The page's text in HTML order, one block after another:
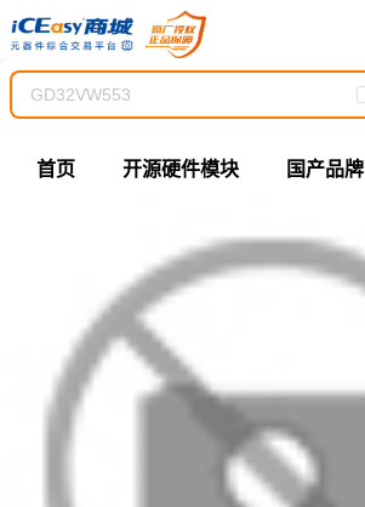
首页 开源硬件模块 国产品牌